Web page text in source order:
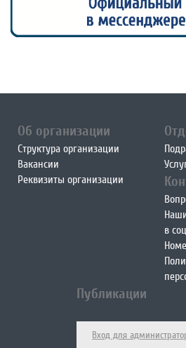
Об организации
Структура организации
Вакансии
Реквизиты организации
в
Публикации
Вход для